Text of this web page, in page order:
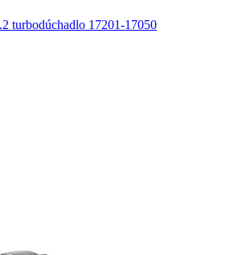
turbodúchadlo 17201-17050